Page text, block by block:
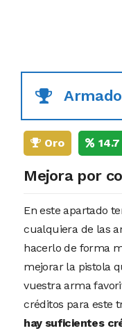
Oro 14.7
Mejora por
En este apartado
cualquiera de las
hacerlo de forma
mejorar la pistola
vuestra arma
créditos para este
hay suficientes